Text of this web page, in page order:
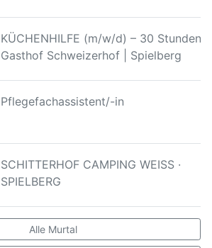
KÜCHENHILFE (m/w/d) – 30 Stunden |
Gasthof Schweizerhof | Spielberg
Pflegefachassistent/-in
SCHITTERHOF CAMPING WEISS ·
SPIELBERG
Alle Murtal